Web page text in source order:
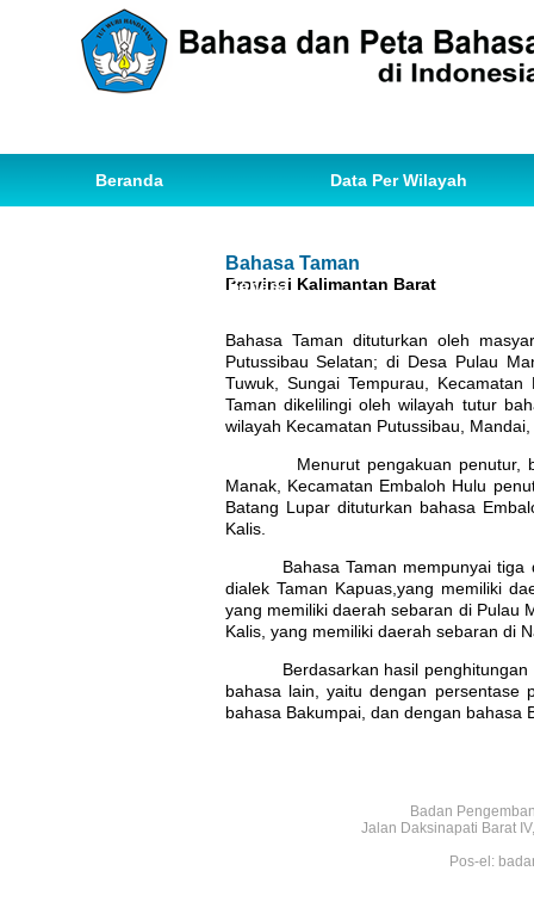
Beranda Data Per Wilayah
Ihwal Pemetaan Bahasa
Bahasa Taman
Provinsi Kalimantan Barat
Bahasa Taman dituturkan oleh
Putussibau Selatan; di Desa Pulau
Tuwuk, Sungai Tempurau,
Taman dikelilingi oleh wilayah tutur
wilayah Kecamatan Putussibau,
Menurut pengakuan penutur,
Manak, Kecamatan Embaloh Hulu
Batang Lupar dituturkan bahasa
Kalis.
Bahasa Taman mempunyai
dialek Taman Kapuas,yang memiliki
yang memiliki daerah sebaran di Pulau
Kalis, yang memiliki daerah sebaran di
Berdasarkan hasil
bahasa lain, yaitu dengan persentase
bahasa Bakumpai, dan dengan bahasa
Badan
Jalan Daksinapati Barat
Pos-el: